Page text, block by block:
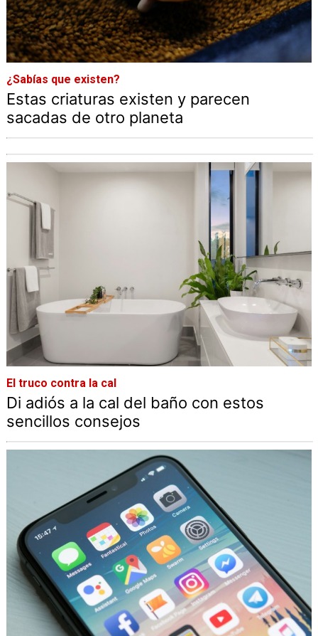
¿Sabías que existen?
Estas criaturas existen y parecen
sacadas de otro planeta
El truco contra la cal
Di adiós a la cal del baño con estos
sencillos consejos